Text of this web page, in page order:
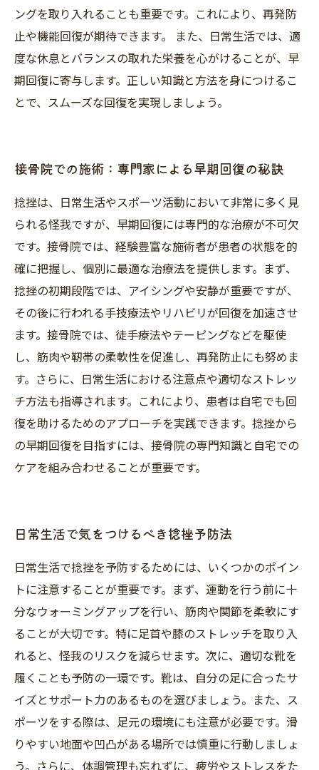
ングを取り入れることも重要です。これにより、再発防
止や機能回復が期待できます。 また、日常生活では、適
度な休息とバランスの取れた栄養を心がけることが、早
期回復に寄与します。正しい知識と方法を身につけるこ
とで、スムーズな回復を実現しましょう。
接骨院での施術：専門家による早期回復の秘訣
捻挫は、日常生活やスポーツ活動において非常に多く見
られる怪我ですが、早期回復には専門的な治療が不可欠
です。接骨院では、経験豊富な施術者が患者の状態を的
確に把握し、個別に最適な治療法を提供します。まず、
捻挫の初期段階では、アイシングや安静が重要ですが、
その後に行われる手技療法やリハビリが回復を加速させ
ます。接骨院では、徒手療法やテーピングなどを駆使
し、筋肉や靭帯の柔軟性を促進し、再発防止にも努めま
す。さらに、日常生活における注意点や適切なストレッ
チ方法も指導されます。これにより、患者は自宅でも回
復を助けるためのアプローチを実践できます。捻挫から
の早期回復を目指すには、接骨院の専門知識と自宅での
ケアを組み合わせることが重要です。
日常生活で気をつけるべき捻挫予防法
日常生活で捻挫を予防するためには、いくつかのポイン
トに注意することが重要です。まず、運動を行う前に十
分なウォーミングアップを行い、筋肉や関節を柔軟にす
ることが大切です。特に足首や膝のストレッチを取り入
れると、怪我のリスクを減らせます。次に、適切な靴を
履くことも予防の一環です。靴は、自分の足に合ったサ
イズとサポート力のあるものを選びましょう。また、ス
ポーツをする際は、足元の環境にも注意が必要です。滑
りやすい地面や凹凸がある場所では慎重に行動しましょ
う。さらに、体調管理も忘れずに、疲労やストレスをた